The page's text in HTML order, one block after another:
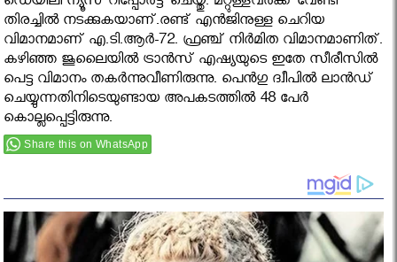
തിരച്ചില്‍ നടക്കുകയാണ്.രണ്ട് എന്‍ജിനുള്ള ചെറിയ
വിമാനമാണ് എ.ടി.ആര്‍-72. ഫ്രഞ്ച് നിര്‍മിത വിമാനമാണിത്.
കഴിഞ്ഞ ജൂലൈയില്‍ ട്രാന്‍സ് എഷ്യയുടെ ഇതേ സീരീസില്‍
പെട്ട വിമാനം തകര്‍ന്നുവീണിരുന്നു. പെന്‍ഗു ദ്വീപില്‍ ലാന്‍ഡ്
ചെയ്യുന്നതിനിടെയുണ്ടായ അപകടത്തില്‍ 48 പേര്‍
കൊല്ലപ്പെട്ടിരുന്നു.
Share this on WhatsApp